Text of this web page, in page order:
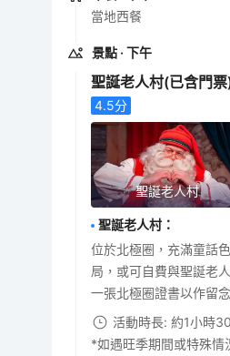
當地西餐
景點 · 下午
聖誕老人村(已含門票
4.5分
聖誕老人村
聖誕老人村 ：
位於北極圈，充滿童話
局，或可自費與聖誕老
一張北極圈證書以作留念
活動時長: 約1小時
*如遇旺季期間或特殊情